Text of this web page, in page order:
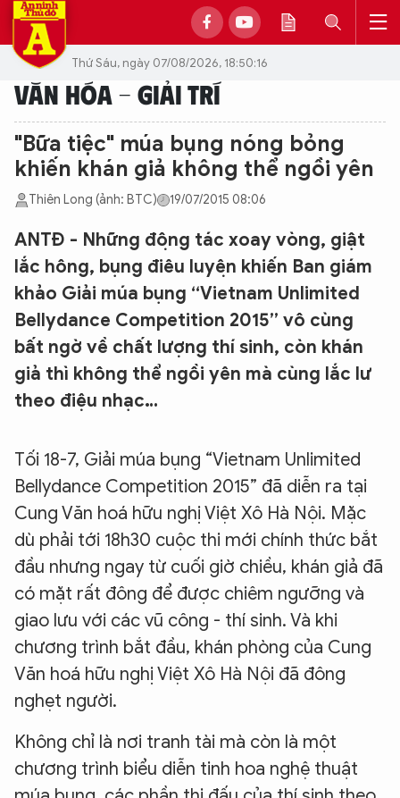
Thứ Sáu, ngày 07/08/2026, 18:50:16
VĂN HÓA - GIẢI TRÍ
"Bữa tiệc" múa bụng nóng bỏng
khiến khán giả không thể ngồi yên
Thiên Long (ảnh: BTC) 19/07/2015 08:06
ANTĐ - Những động tác xoay vòng, giật
lắc hông, bụng điêu luyện khiến Ban giám
khảo Giải múa bụng “Vietnam Unlimited
Bellydance Competition 2015” vô cùng
bất ngờ về chất lượng thí sinh, còn khán
giả thì không thể ngồi yên mà cùng lắc lư
theo điệu nhạc…
Tối 18-7, Giải múa bụng “Vietnam Unlimited
Bellydance Competition 2015” đã diễn ra tại
Cung Văn hoá hữu nghị Việt Xô Hà Nội. Mặc
dù phải tới 18h30 cuộc thi mới chính thức bắt
đầu nhưng ngay từ cuối giờ chiều, khán giả đã
có mặt rất đông để được chiêm ngưỡng và
giao lưu với các vũ công - thí sinh. Và khi
chương trình bắt đầu, khán phòng của Cung
Văn hoá hữu nghị Việt Xô Hà Nội đã đông
nghẹt người.
Không chỉ là nơi tranh tài mà còn là một
chương trình biểu diễn tinh hoa nghệ thuật